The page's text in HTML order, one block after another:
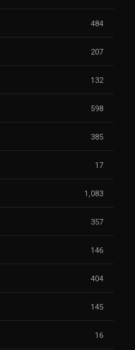
484
207
132
598
385
17
1,083
357
146
404
145
16